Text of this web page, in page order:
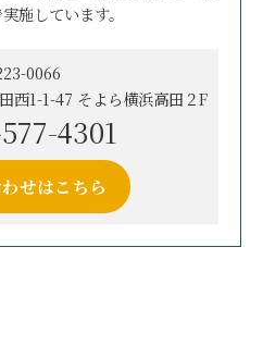
施しています。
0066
西1-1-47 そよら横浜高田２F
4301
せはこちら